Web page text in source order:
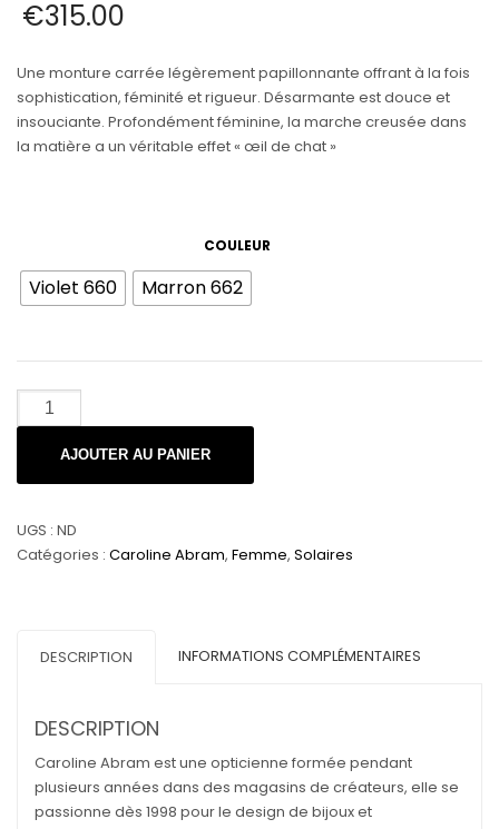
€315.00
Une monture carrée légèrement papillonnante offrant à la fois
sophistication, féminité et rigueur. Désarmante est douce et
insouciante. Profondément féminine, la marche creusée dans
la matière a un véritable effet « œil de chat »
COULEUR
Violet 660 Marron 662
quantité
de
Caroline
DESARMANTE
AJOUTER AU PANIER
UGS : ND
Catégories : Caroline Abram, Femme, Solaires
DESCRIPTION INFORMATIONS COMPLÉMENTAIRES
DESCRIPTION
Caroline Abram est une opticienne formée pendant
plusieurs années dans des magasins de créateurs, elle se
passionne dès 1998 pour le design de bijoux et